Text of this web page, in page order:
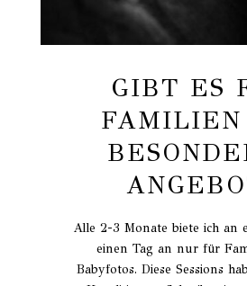
GIBT ES
Alle 2-3 Monate biete ich an
einen Tag an nur für
Babyfotos. Diese Sessions